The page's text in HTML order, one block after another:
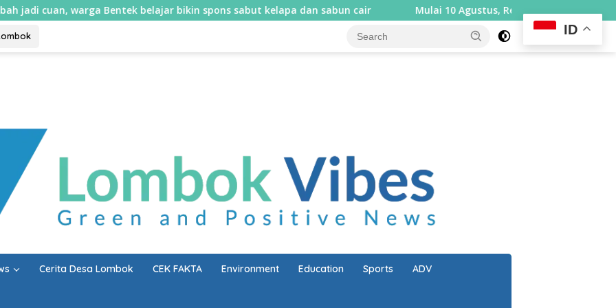
Bentek belajar bikin spons sabut kelapa dan sabun cair Mulai 10 Agustus, Rembiga berlakukan sistem satu
Cerita Desa Lombok CEK FAKTA Environment Education Sports ADV
ID